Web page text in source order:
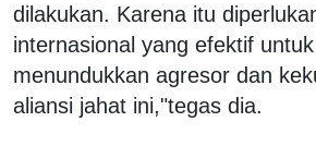
dilakukan. Karena itu
internasional yang efektif
menundukkan agresor dan
aliansi jahat ini,"tegas dia.